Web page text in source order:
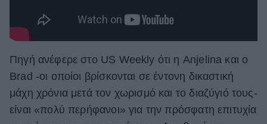
Πηγή ανέφερε στο US Weekly ότι η Anjelina και ο
Brad -οι οποίοι βρίσκονται σε έντονη δικαστική
μάχη χρόνια μετά τον χωρισμό και το διαζύγιό τους-
είναι «πολύ περήφανοι» για την πρόσφατη επιτυχία